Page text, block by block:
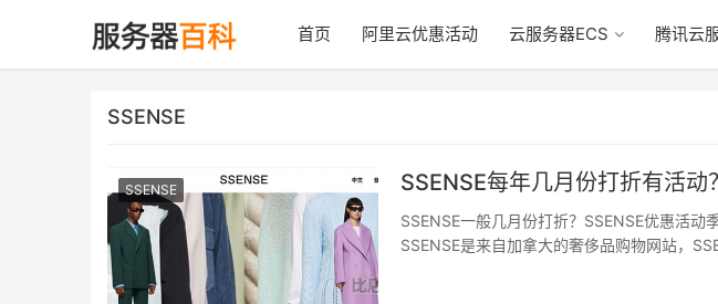
首页 阿里云优惠活动 云服务器ECS 腾讯云
SSENSE
SSENSE SSENSE每年几月份打折有活动？
SSENSE一般几月份打折？SSENSE优惠活动
SSENSE是来自加拿大的奢侈品购物网站，